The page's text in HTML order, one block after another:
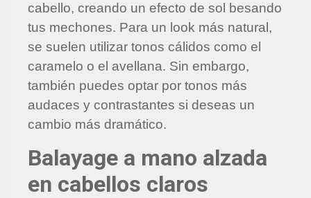
cabello, creando un efecto de sol besando
tus mechones. Para un look más natural,
se suelen utilizar tonos cálidos como el
caramelo o el avellana. Sin embargo,
también puedes optar por tonos más
audaces y contrastantes si deseas un
cambio más dramático.
Balayage a mano alzada
en cabellos claros